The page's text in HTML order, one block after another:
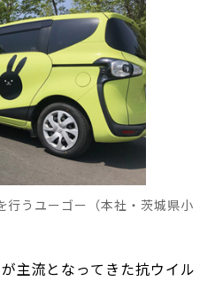
行うユーゴー（本社・茨城県小
主流となってきた抗ウイル